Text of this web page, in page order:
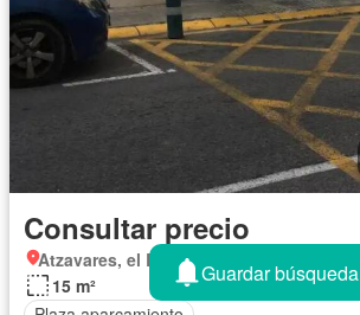
Consultar precio
Atzavares, el Baix Vinalopó
15 m²
Guardar búsqueda